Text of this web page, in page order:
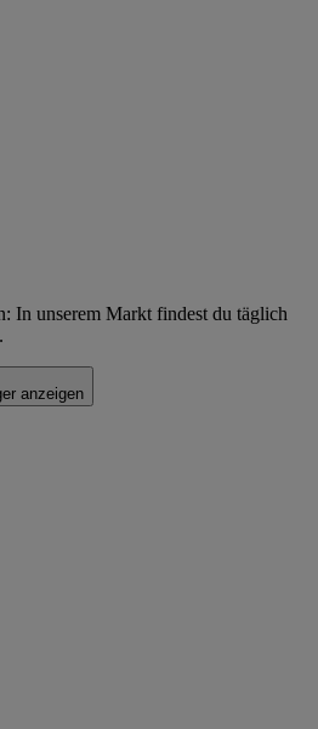
In unserem Markt findest du täglich
anzeigen